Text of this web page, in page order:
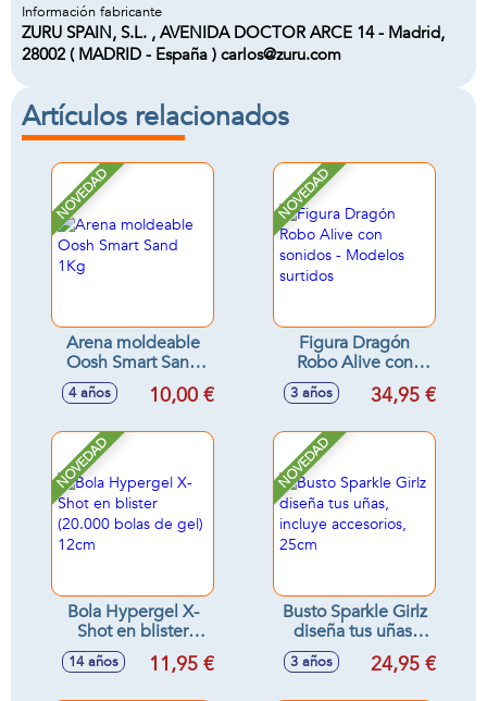
Información fabricante
ZURU SPAIN, S.L. , AVENIDA DOCTOR ARCE 14 - Madrid,
28002 ( MADRID - España ) carlos@zuru.com
Artículos relacionados
NOVEDAD
Arena moldeable
Oosh Smart Sand
1Kg
4 años 10,00 €
NOVEDAD
Figura Dragón
Robo Alive con
sonidos - Modelos
surtidos
3 años 34,95 €
NOVEDAD
Bola Hypergel X-
Shot en blister
(20.000 bolas de
gel) 12cm
14 años 11,95 €
NOVEDAD
Busto Sparkle Girlz
diseña tus uñas,
incluye accesorios,
25cm
3 años 24,95 €